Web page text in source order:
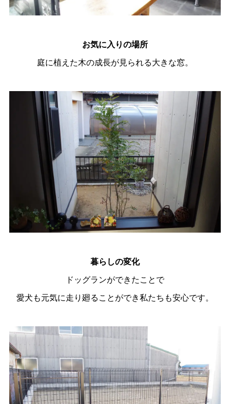
お気に入りの場所
庭に植えた木の成長が見られる大きな窓。
暮らしの変化
ドッグランができたことで
愛犬も元気に走り廻ることができ私たちも安心です。